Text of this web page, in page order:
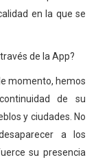
en la que se
de la App?
momento, hemos
de su
y ciudades. No
a los
su presencia